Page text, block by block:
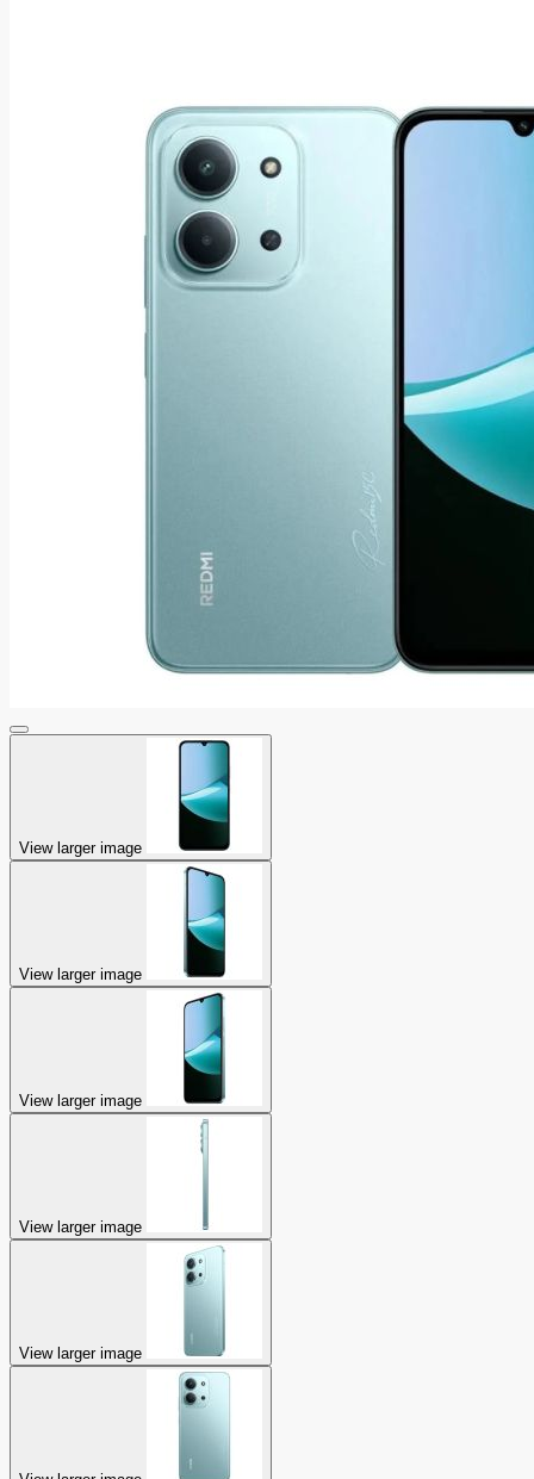
View larger image
View larger image
View larger image
View larger image
View larger image